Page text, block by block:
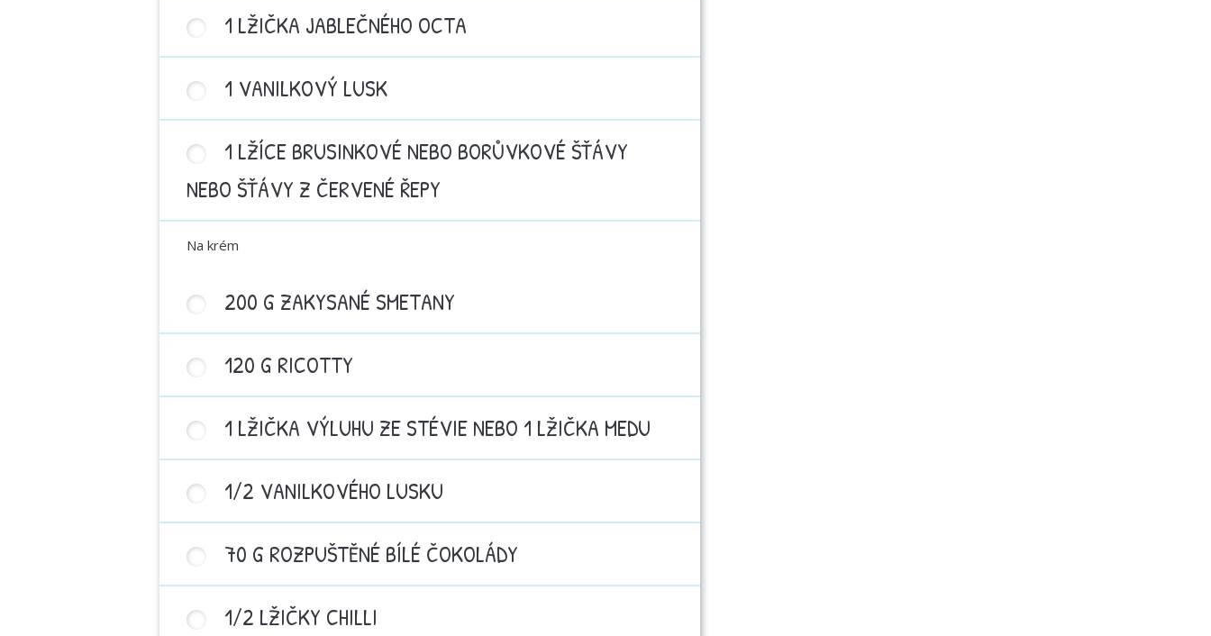
1 LŽIČKA JABLEČNÉHO OCTA
1 VANILKOVÝ LUSK
1 LŽÍCE BRUSINKOVÉ NEBO BORŮVKOVÉ ŠŤÁVY
NEBO ŠŤÁVY Z ČERVENÉ ŘEPY
Na krém
200 G ZAKYSANÉ SMETANY
120 G RICOTTY
1 LŽIČKA VÝLUHU ZE STÉVIE NEBO 1 LŽIČKA MEDU
1/2 VANILKOVÉHO LUSKU
70 G ROZPUŠTĚNÉ BÍLÉ ČOKOLÁDY
1/2 LŽIČKY CHILLI